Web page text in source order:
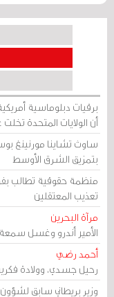
برقيات دبلوماسية
أن الولايات المتحدة
ساوث تشاينا مورنينغ
بتمزيق الشرق الأوسط
منظمة حقوقية تطالب
تعذيب المعتقلين
مرآة البحرين
الأمير أندرو وغسل
أحمد رضي
رحيل جسدي، وولادة
وزير بريطاني سابق